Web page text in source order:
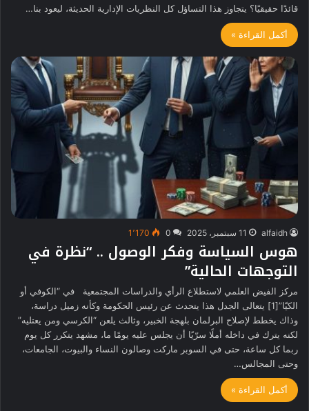
قائدًا حقيقيًا؟ يتجاوز هذا التساؤل كل النظريات الإدارية الحديثة، ليعود بنا…
أكمل القراءة »
alfaidh 11 سبتمبر، 2025 0 1٬170
هوس السياسة وفكر الوصول .. “نظرة في
التوجهات الحالية”
مركز الفيض العلمي لاستطلاع الرأي والدراسات المجتمعية في “الكوفي أو
الكيّا”[1] يتعالى الجدل هذا يتحدث عن رئيس الحكومة وكأنه زميل دراسة،
وذاك يخطط لإصلاح البرلمان بلهجة الخبير، وثالث يلعن “الكرسي ومن يعتليه”
لكنه يترك في داخله أملًا سرّيًا أن يجلس عليه يومًا ما، مشهد يتكرر كل يوم
ربما كل ساعة، حتى في السوبر ماركت وصالون النساء والبيوت، الجامعات،
وحتى المجالس…
أكمل القراءة »